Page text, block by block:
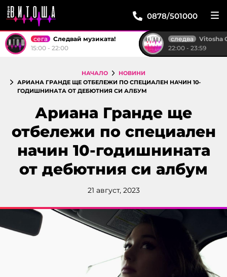
0878/501000
сега
Следвай музиката!
15:00 - 22:00
следва
Vitosha
22:00 - 23:59
НАЧАЛО
НОВИНИ
АРИАНА ГРАНДЕ ЩЕ ОТБЕЛЕЖИ ПО СПЕЦИАЛЕН НАЧИН 10-
ГОДИШНИНАТА ОТ ДЕБЮТНИЯ СИ АЛБУМ
Ариана Гранде ще
отбележи по специален
начин 10-годишнината
от дебютния си албум
21 август, 2023